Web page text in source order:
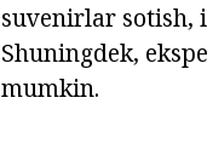
suvenirlar sotish,
Shuningdek,
mumkin.